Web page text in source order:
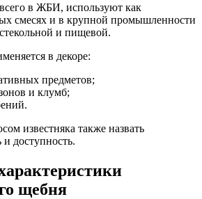
в ЖБИ, используют как
смесях и в крупной промышленности
и пищевой.
в декоре:
предметов;
и клумб;
известняка также назвать
доступность.
щебня